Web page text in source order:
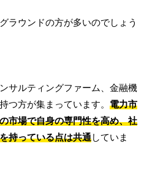
ラウンドの方が多いのでしょう
サルティングファーム、金融機
つ方が集まっています。電力市
市場で自身の専門性を高め、社
持っている点は共通していま